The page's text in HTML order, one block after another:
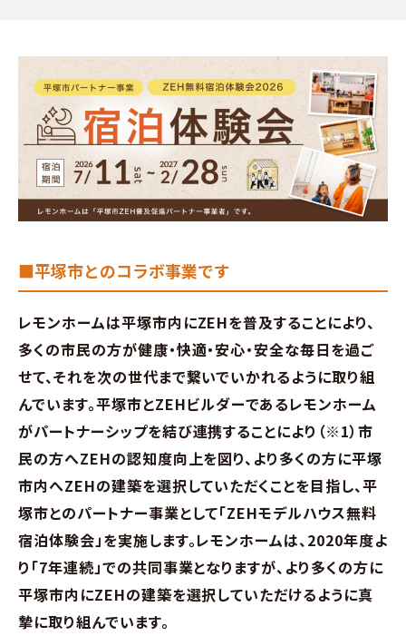
∟保証・アフターフォロー
∟自由設計・高性能住宅『AUCA』
宿泊型モデルハウス
∟宿泊体験予約
∟内覧予約
∟ご宿泊体験者フォト
分譲情報
■平塚市とのコラボ事業です
レモンホームは平塚市内にZEHを普及することにより、
多くの市民の方が健康・快適・安心・安全な毎日を過ご
せて、それを次の世代まで繋いでいかれるように取り組
んでいます。平塚市とZEHビルダーであるレモンホーム
がパートナーシップを結び連携することにより（※1）市
民の方へZEHの認知度向上を図り、より多くの方に平塚
市内へZEHの建築を選択していただくことを目指し、平
塚市とのパートナー事業として「ZEHモデルハウス無料
宿泊体験会」を実施します。レモンホームは、2020年度よ
り「7年連続」での共同事業となりますが、より多くの方に
平塚市内にZEHの建築を選択していただけるように真
摯に取り組んでいます。